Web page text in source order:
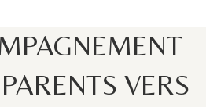
VERS